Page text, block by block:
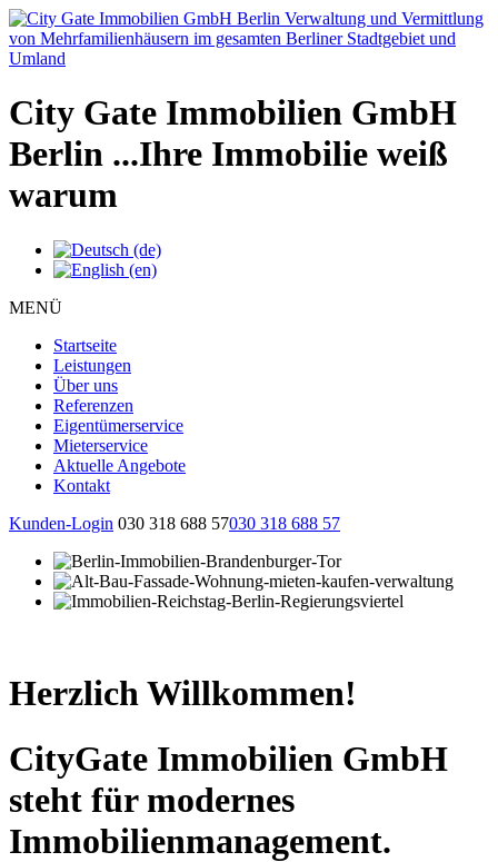
City Gate Immobilien GmbH
Berlin ...Ihre Immobilie weiß
warum
MENÜ
Startseite
Leistungen
Über uns
Referenzen
Eigentümerservice
Mieterservice
Aktuelle Angebote
Kontakt
Kunden-Login 030 318 688 57030 318 688 57
Herzlich Willkommen!
CityGate Immobilien GmbH
steht für modernes
Immobilienmanagement.